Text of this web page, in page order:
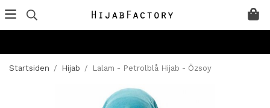
Startsiden / Hijab / Lalam - Petrolblå Hijab - Özsoy